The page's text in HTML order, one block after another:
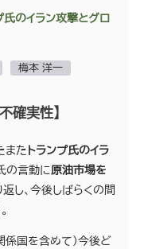
氏のイラン攻撃とグロ
梅本 洋一
確実性】
また トランプ氏のイラ
の言動に原油市場を
し、今後しばらくの間
係国を含めて）今後ど